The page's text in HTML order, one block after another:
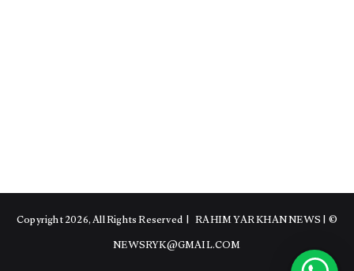
© Copyright 2026, All Rights Reserved |
RAHIM YAR KHAN NEWS|
NEWSRYK@GMAIL.COM